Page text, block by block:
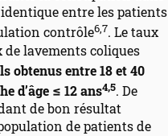
entre les patients
contrôle6,7. Le taux
de lavements coliques
obtenus entre 18 et 40
d’âge ≤ 12 ans4,5. De
de bon résultat
de patients de